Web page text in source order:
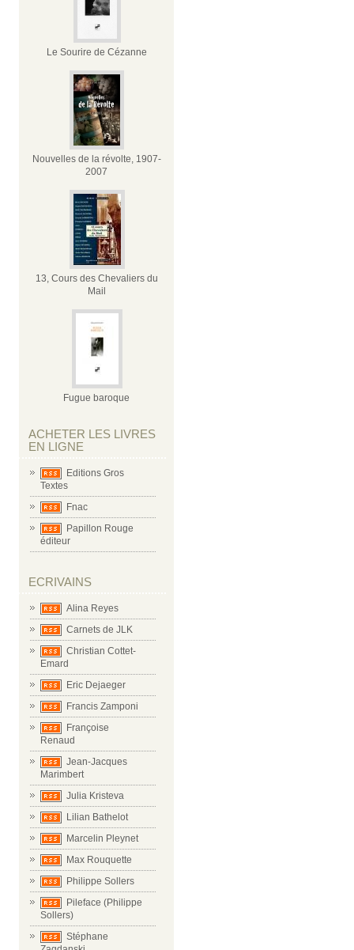
Le Sourire de Cézanne
Nouvelles de la révolte, 1907-
2007
13, Cours des Chevaliers du
Mail
Fugue baroque
ACHETER LES LIVRES
EN LIGNE
Editions Gros
Textes
Fnac
Papillon Rouge
éditeur
ECRIVAINS
Alina Reyes
Carnets de JLK
Christian Cottet-
Emard
Eric Dejaeger
Francis Zamponi
Françoise
Renaud
Jean-Jacques
Marimbert
Julia Kristeva
Lilian Bathelot
Marcelin Pleynet
Max Rouquette
Philippe Sollers
Pileface (Philippe
Sollers)
Stéphane